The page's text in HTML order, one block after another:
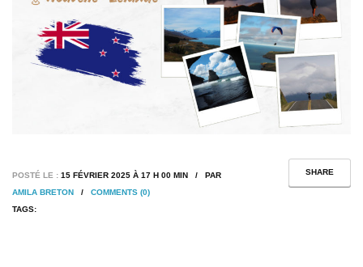
SHARE
POSTÉ LE : 15 FÉVRIER 2025 À 17 H 00 MIN / PAR
AMILA BRETON / COMMENTS (0)
TAGS: